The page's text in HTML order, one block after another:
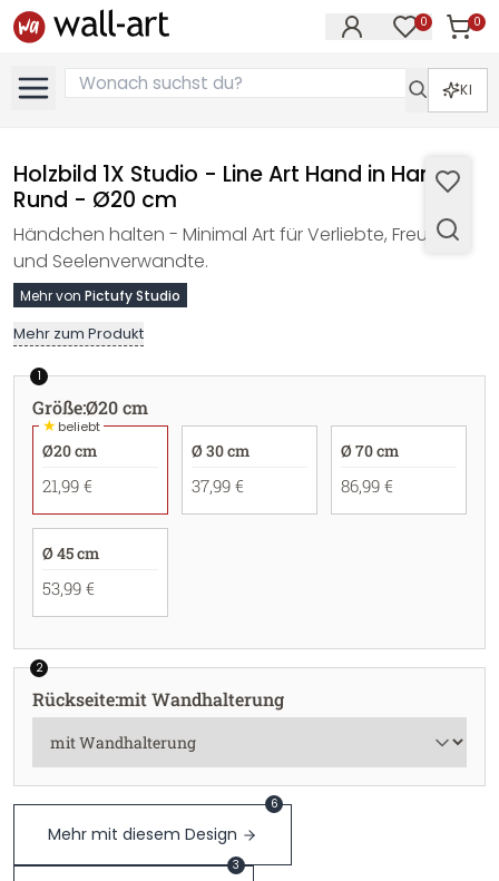
0 0
KI
Holzbild 1X Studio - Line Art Hand in Hand -
Rund - Ø20 cm
Händchen halten - Minimal Art für Verliebte, Freunde
und Seelenverwandte.
Mehr von Pictufy Studio
Mehr zum Produkt
1
Größe:Ø20 cm
★beliebt
Ø20 cm
21,99 €
Ø 30 cm
37,99 €
Ø 70 cm
86,99 €
Ø 45 cm
53,99 €
2
Rückseite:mit Wandhalterung
Mehr mit diesem Design
6
3